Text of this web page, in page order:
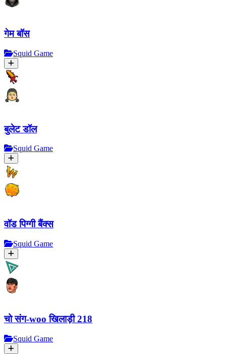
गेम बॉस
Squid Game
बुलेट डॉल
Squid Game
वॉड पिग्गी बैंक्स
Squid Game
चो संग-woo खिलाड़ी 218
Squid Game